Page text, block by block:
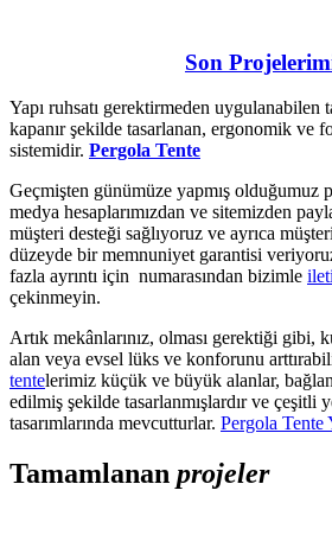
Son
Yapı ruhsatı gerektirmeden uygulanabilen
kapanır şekilde tasarlanan, ergonomik ve
sistemidir. Pergola Tente
Geçmişten günümüze yapmış olduğumuz
medya hesaplarımızdan ve sitemizden
müşteri desteği sağlıyoruz ve ayrıca
düzeyde bir memnuniyet garantisi
fazla ayrıntı için numarasından bizimle
çekinmeyin.
Artık mekânlarınız, olması gerektiği gibi,
alan veya evsel lüks ve konforunu
tentelerimiz küçük ve büyük alanlar,
edilmiş şekilde tasarlanmışlardır ve
tasarımlarında mevcutturlar. Pergola Tente
Tamamlanan projeler